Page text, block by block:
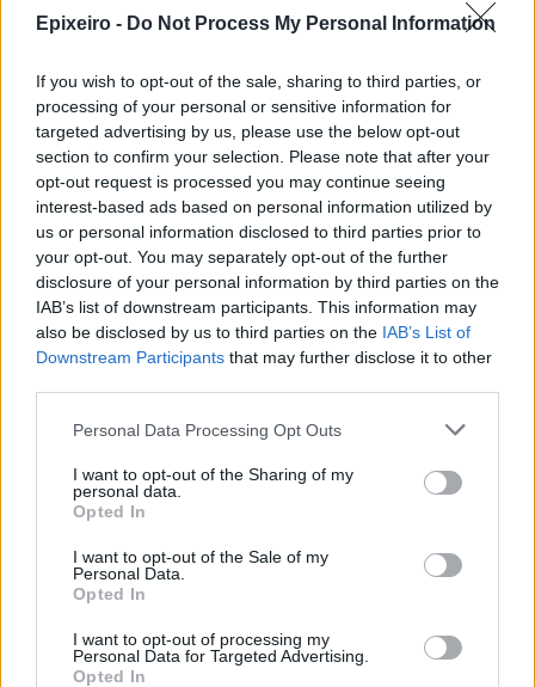
Epixeiro - Do Not Process My Personal Information
If you wish to opt-out of the sale, sharing to third parties, or
processing of your personal or sensitive information for
targeted advertising by us, please use the below opt-out
section to confirm your selection. Please note that after your
opt-out request is processed you may continue seeing
interest-based ads based on personal information utilized by
us or personal information disclosed to third parties prior to
your opt-out. You may separately opt-out of the further
disclosure of your personal information by third parties on the
IAB’s list of downstream participants. This information may
also be disclosed by us to third parties on the IAB’s List of
Downstream Participants that may further disclose it to other
Personal Data Processing Opt Outs
I want to opt-out of the Sharing of my
personal data.
Opted In
I want to opt-out of the Sale of my
Personal Data.
Opted In
I want to opt-out of processing my
Personal Data for Targeted Advertising.
Opted In
δοκιμαστικά δρομολόγια της
επέκτασης του Μετρό
Θεσσαλονίκης προς την
Καλαμαριά
07/08/26
Ειδικό Χωροταξικό Πλαίσιο για
τον Τουρισμό: Οι αλλαγές που
εισάγει η νέα ΚΥΑ
07/08/26 |
Υπεγράφη η σύμβαση για τα
Συστήματα Αεροναυτιλίας του
νέου Διεθνούς Αερολιμένα
Ηρακλείου Κρήτης στο Καστέλλι
Δημόσιο: Άκυρες από 1η
Οκτωβρίου οι εγκύκλιοι που δεν
των φορέων
07/08/26|13:52